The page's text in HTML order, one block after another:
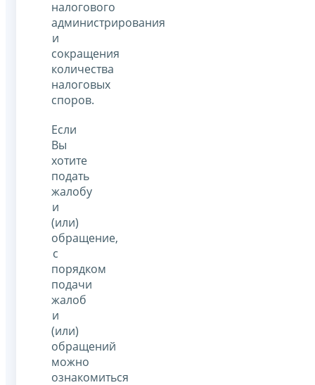
налогового
администрирования
и
сокращения
количества
налоговых
споров.
Если
Вы
хотите
подать
жалобу
и
(или)
обращение,
с
порядком
подачи
жалоб
и
(или)
обращений
можно
ознакомиться